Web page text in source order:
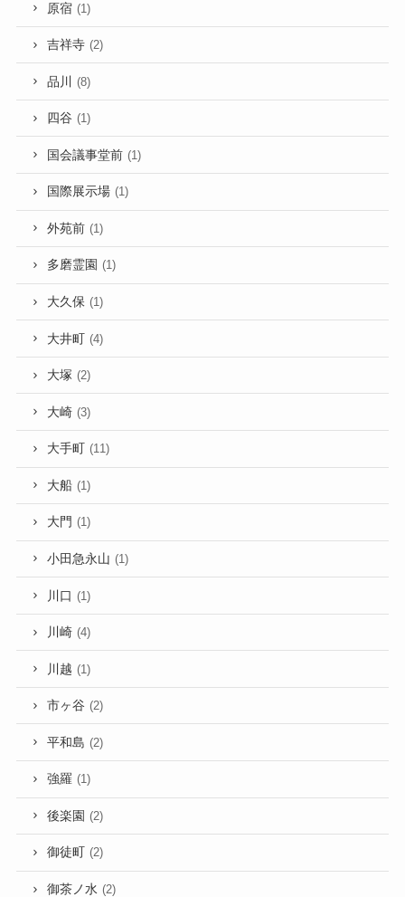
原宿 (1)
吉祥寺 (2)
品川 (8)
四谷 (1)
国会議事堂前 (1)
国際展示場 (1)
外苑前 (1)
多磨霊園 (1)
大久保 (1)
大井町 (4)
大塚 (2)
大崎 (3)
大手町 (11)
大船 (1)
大門 (1)
小田急永山 (1)
川口 (1)
川崎 (4)
川越 (1)
市ヶ谷 (2)
平和島 (2)
強羅 (1)
後楽園 (2)
御徒町 (2)
御茶ノ水 (2)